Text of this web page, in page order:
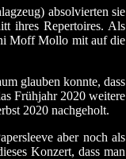
absolvierten sie
ihres Repertoires. Als
Moff Mollo mit auf die
glauben konnte, dass
Frühjahr 2020 weitere
2020 nachgeholt.
aber noch als
Konzert, dass man